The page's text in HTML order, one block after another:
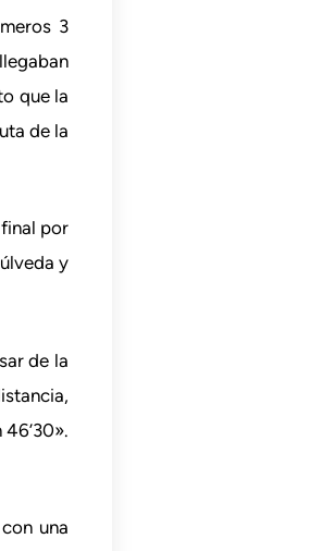
3
que la
de la
por
y
de la
una